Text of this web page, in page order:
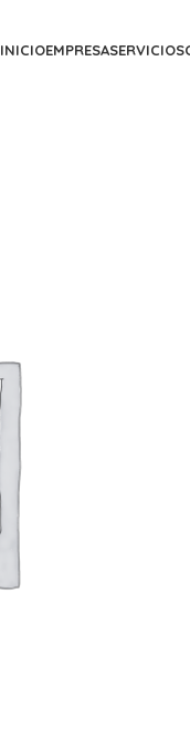
INICIOEMPRESASERVICIOS